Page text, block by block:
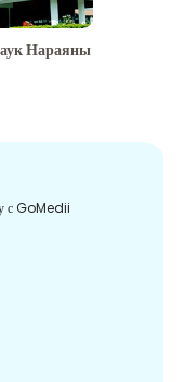
Нараяны
с GoMedii